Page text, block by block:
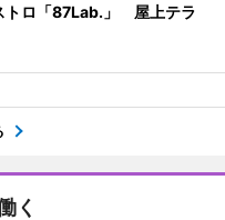
トロ「87Lab.」 屋上テラ
く